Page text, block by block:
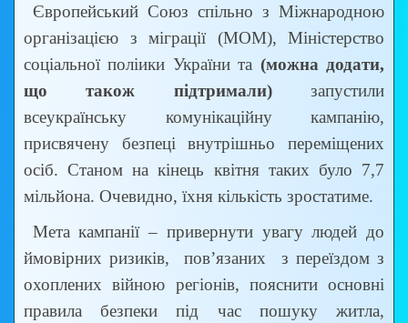
Європейський Союз спільно з Міжнародною
організацією з міграції (МОМ), Міністерство
соціальної поліики України та (можна додати,
що також підтримали)запустили
всеукраїнську комунікаційну кампанію,
присвячену безпеці внутрішньо переміщених
осіб. Станом на кінець квітня таких було 7,7
мільйона. Очевидно, їхня кількість зростатиме.
Мета кампанії – привернути увагу людей до
ймовірних ризиків, пов’язаних з переїздом з
охоплених війною регіонів, пояснити основні
правила безпеки під час пошуку житла,